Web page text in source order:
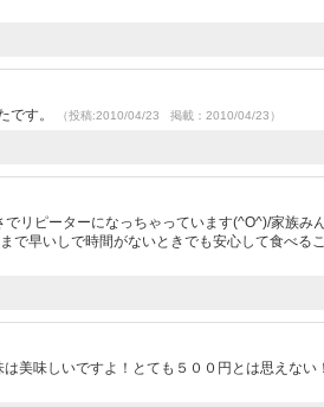
です。
（投稿:2010/04/23 掲載：2010/04/23）
リピーターになっちゃっています(^O^)/家族み
で早いしで時間がないときでも安心して食べる
美味しいですよ！とても５００円とは思えない